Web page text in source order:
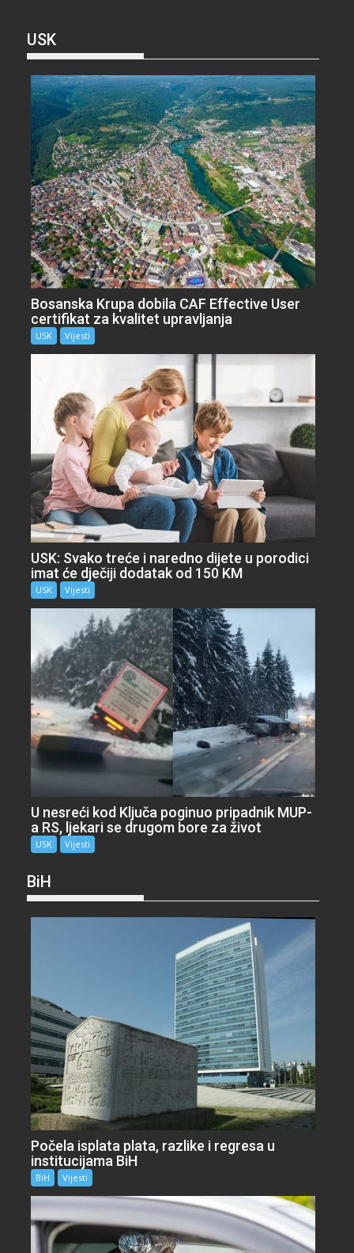
USK
Bosanska Krupa dobila CAF Effective User
certifikat za kvalitet upravljanja
USK Vijesti
USK: Svako treće i naredno dijete u porodici
imat će dječiji dodatak od 150 KM
USK Vijesti
U nesreći kod Ključa poginuo pripadnik MUP-
a RS, ljekari se drugom bore za život
USK Vijesti
BiH
Počela isplata plata, razlike i regresa u
institucijama BiH
BiH Vijesti